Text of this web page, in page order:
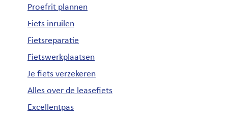
Proefrit plannen
Fiets inruilen
Fietsreparatie
Fietswerkplaatsen
Je fiets verzekeren
Alles over de leasefiets
Excellentpas